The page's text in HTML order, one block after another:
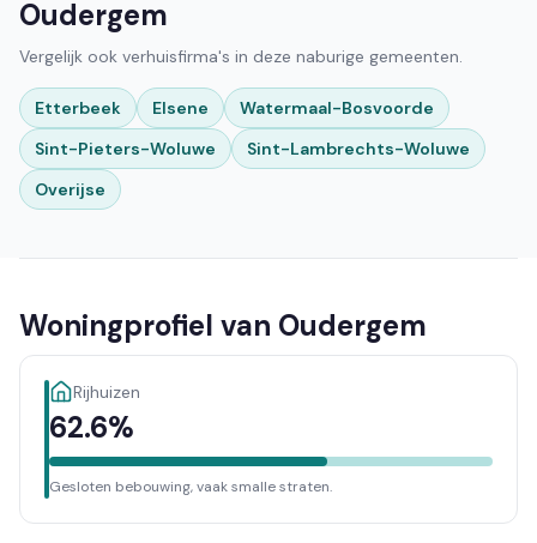
Oudergem
Vergelijk ook verhuisfirma's in deze naburige gemeenten.
Etterbeek Elsene
Watermaal-Bosvoorde
Sint-Pieters-Woluwe
Sint-Lambrechts-Woluwe
Overijse
Woningprofiel van Oudergem
Rijhuizen
62.6%
Gesloten bebouwing, vaak smalle straten.